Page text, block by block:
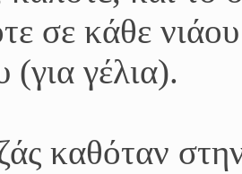
σε κάθε
(για γέλια).
καθόταν